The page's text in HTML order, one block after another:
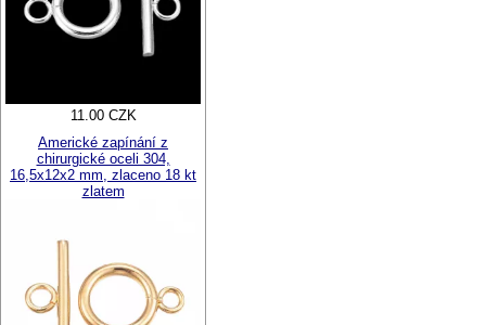
11.00 CZK
Americké zapínání z
chirurgické oceli 304,
16,5x12x2 mm, zlaceno 18 kt
zlatem